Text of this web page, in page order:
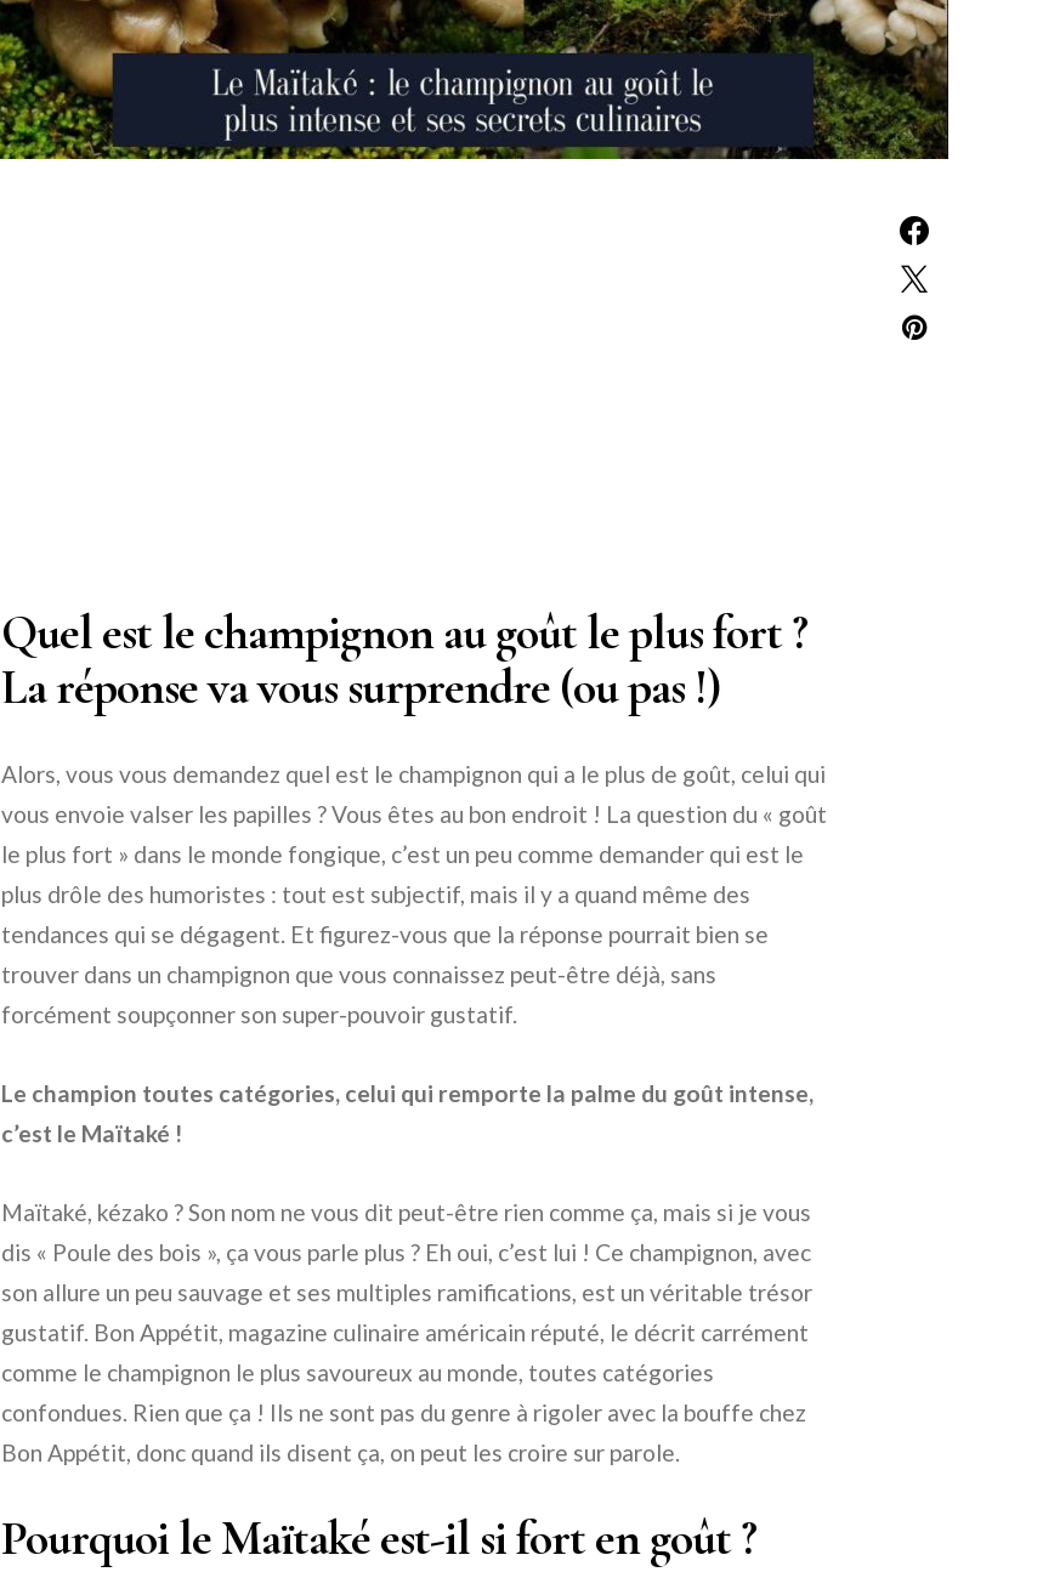
Quel est le champignon au goût le plus fort ?
La réponse va vous surprendre (ou pas !)
Alors, vous vous demandez quel est le champignon qui a le plus de goût, celui qui
vous envoie valser les papilles ? Vous êtes au bon endroit ! La question du « goût
le plus fort » dans le monde fongique, c’est un peu comme demander qui est le
plus drôle des humoristes : tout est subjectif, mais il y a quand même des
tendances qui se dégagent. Et figurez-vous que la réponse pourrait bien se
trouver dans un champignon que vous connaissez peut-être déjà, sans
forcément soupçonner son super-pouvoir gustatif.
Le champion toutes catégories, celui qui remporte la palme du goût intense,
c’est le Maïtaké !
Maïtaké, kézako ? Son nom ne vous dit peut-être rien comme ça, mais si je vous
dis « Poule des bois », ça vous parle plus ? Eh oui, c’est lui ! Ce champignon, avec
son allure un peu sauvage et ses multiples ramifications, est un véritable trésor
gustatif. Bon Appétit, magazine culinaire américain réputé, le décrit carrément
comme le champignon le plus savoureux au monde, toutes catégories
confondues. Rien que ça ! Ils ne sont pas du genre à rigoler avec la bouffe chez
Bon Appétit, donc quand ils disent ça, on peut les croire sur parole.
Pourquoi le Maïtaké est-il si fort en goût ?